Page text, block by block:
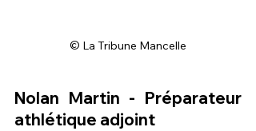
© La Tribune Mancelle
Nolan Martin - Préparateur
athlétique adjoint